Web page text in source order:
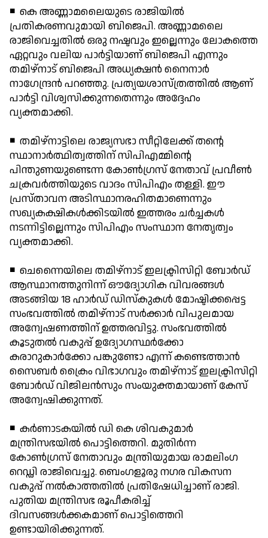
◾ കെ അണ്ണാമലൈയുടെ രാജിയില്‍
പ്രതികരണവുമായി ബിജെപി. അണ്ണാമലൈ
രാജിവെച്ചതില്‍ ഒരു നഷ്ടവും ഇല്ലെന്നും ലോകത്തെ
ഏറ്റവും വലിയ പാര്‍ട്ടിയാണ് ബിജെപി എന്നും
തമിഴ്‌നാട് ബിജെപി അധ്യക്ഷന്‍ നൈനാര്‍
നാഗേന്ദ്രന്‍ പറഞ്ഞു. പ്രത്യയശാസ്ത്രത്തില്‍ ആണ്
പാര്‍ട്ടി വിശ്വസിക്കുന്നതെന്നും അദ്ദേഹം
വ്യക്തമാക്കി.
◾ തമിഴ്നാട്ടിലെ രാജ്യസഭാ സീറ്റിലേക്ക് തന്റെ
സ്ഥാനാര്‍ത്ഥിത്വത്തിന് സിപിഎമ്മിന്റെ
പിന്തുണയുണ്ടെന്ന കോണ്‍ഗ്രസ് നേതാവ് പ്രവീണ്‍
ചക്രവര്‍ത്തിയുടെ വാദം സിപിഎം തള്ളി. ഈ
പ്രസ്താവന അടിസ്ഥാനരഹിതമാണെന്നും
സഖ്യകക്ഷികള്‍ക്കിടയില്‍ ഇത്തരം ചര്‍ച്ചകള്‍
നടന്നിട്ടില്ലെന്നും സിപിഎം സംസ്ഥാന നേതൃത്വം
വ്യക്തമാക്കി.
◾ ചെന്നൈയിലെ തമിഴ്നാട് ഇലക്ട്രിസിറ്റി ബോര്‍ഡ്
ആസ്ഥാനത്തുനിന്ന് ഔദ്യോഗിക വിവരങ്ങള്‍
അടങ്ങിയ 18 ഹാര്‍ഡ് ഡിസ്‌കുകള്‍ മോഷ്ടിക്കപ്പെട്ട
സംഭവത്തില്‍ തമിഴ്നാട് സര്‍ക്കാര്‍ വിപുലമായ
അന്വേഷണത്തിന് ഉത്തരവിട്ടു. സംഭവത്തില്‍
കൂടുതല്‍ വകുപ്പ് ഉദ്യോഗസ്ഥര്‍ക്കോ
കരാറുകാര്‍ക്കോ പങ്കുണ്ടോ എന്ന് കണ്ടെത്താന്‍
സൈബര്‍ ക്രൈം വിഭാഗവും തമിഴ്നാട് ഇലക്ട്രിസിറ്റി
ബോര്‍ഡ് വിജിലന്‍സും സംയുക്തമായാണ് കേസ്
അന്വേഷിക്കുന്നത്.
◾ കര്‍ണാടകയില്‍ ഡി കെ ശിവകുമാര്‍
മന്ത്രിസഭയില്‍ പൊട്ടിത്തെറി. മുതിര്‍ന്ന
കോണ്‍ഗ്രസ് നേതാവും മന്ത്രിയുമായ രാമലിംഗ
റെഡ്ഡി രാജിവെച്ചു. ബെംഗളൂരു നഗര വികസന
വകുപ്പ് നല്‍കാത്തതില്‍ പ്രതിഷേധിച്ചാണ് രാജി.
പുതിയ മന്ത്രിസഭ രൂപീകരിച്ച്
ദിവസങ്ങള്‍ക്കകമാണ് പൊട്ടിത്തെറി
ഉണ്ടായിരിക്കുന്നത്.